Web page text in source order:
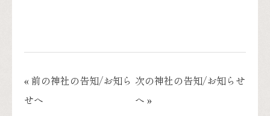
« 前の神社の告知/お知ら
せへ
次の神社の告知/お知らせ
へ »